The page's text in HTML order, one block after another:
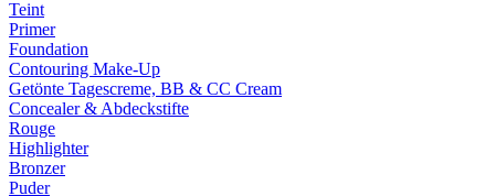
Teint
Primer
Foundation
Contouring Make-Up
Getönte Tagescreme, BB & CC Cream
Concealer & Abdeckstifte
Rouge
Highlighter
Bronzer
Puder